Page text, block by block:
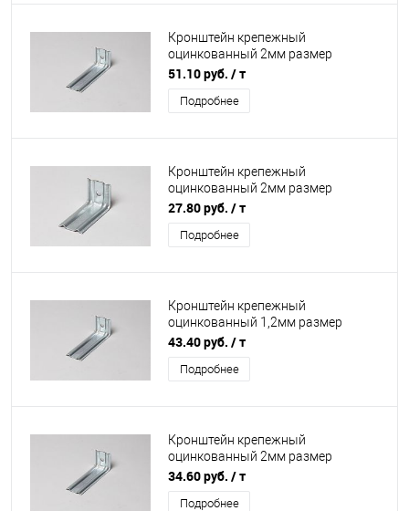
Кронштейн крепежный
оцинкованный 2мм размер
50х50х170мм
51.10 руб. / т
Подробнее
Кронштейн крепежный
оцинкованный 2мм размер
70х70х130мм
27.80 руб. / т
Подробнее
Кронштейн крепежный
оцинкованный 1,2мм размер
50х50х250мм
43.40 руб. / т
Подробнее
Кронштейн крепежный
оцинкованный 2мм размер
50х50х300мм
34.60 руб. / т
Подробнее